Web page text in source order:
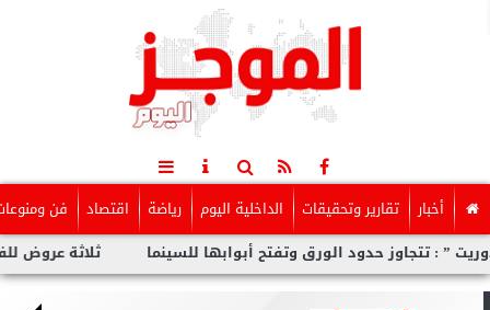
أخبار تقارير وتحقيقات الداخلية اليوم رياضة اقتصاد فن
ثلاثة عروض للفيلم حدود الورق وتفتح أبوابها للسينما